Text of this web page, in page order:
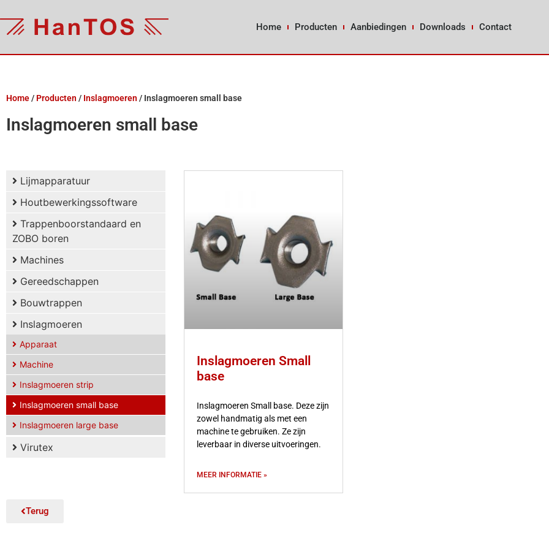
Home Producten Aanbiedingen Downloads Contact
Home/ Producten / Inslagmoeren / Inslagmoeren small base
Inslagmoeren small base
Lijmapparatuur
Houtbewerkingssoftware
Trappenboorstandaard en
ZOBO boren
Machines
Gereedschappen
Bouwtrappen
Inslagmoeren
Apparaat
Machine
Inslagmoeren strip
Inslagmoeren small base
Inslagmoeren large base
Virutex
Inslagmoeren Small
base
Inslagmoeren Small base. Deze zijn
zowel handmatig als met een
machine te gebruiken. Ze zijn
leverbaar in diverse uitvoeringen.
MEER INFORMATIE »
Terug